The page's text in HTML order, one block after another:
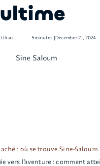
ultime
5minutes |December 21, 2024
: où se trouve Sine-Saloum
vers l'aventure : comment